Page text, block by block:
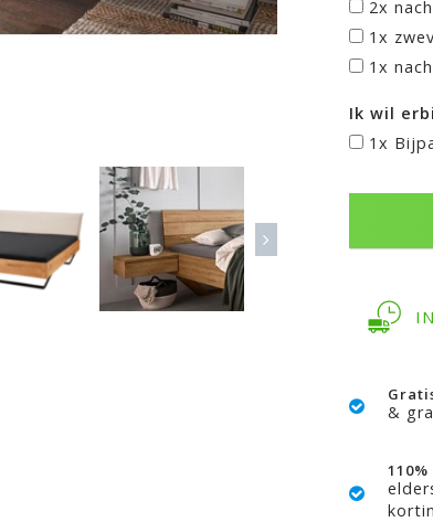
2x
1x
1x
Ik wil
1x
&